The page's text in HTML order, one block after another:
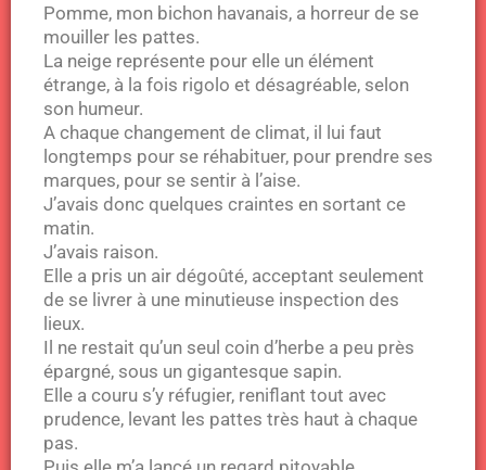
Pomme, mon bichon havanais, a horreur de se
mouiller les pattes.
La neige représente pour elle un élément
étrange, à la fois rigolo et désagréable, selon
son humeur.
A chaque changement de climat, il lui faut
longtemps pour se réhabituer, pour prendre ses
marques, pour se sentir à l’aise.
J’avais donc quelques craintes en sortant ce
matin.
J’avais raison.
Elle a pris un air dégoûté, acceptant seulement
de se livrer à une minutieuse inspection des
lieux.
Il ne restait qu’un seul coin d’herbe a peu près
épargné, sous un gigantesque sapin.
Elle a couru s’y réfugier, reniflant tout avec
prudence, levant les pattes très haut à chaque
pas.